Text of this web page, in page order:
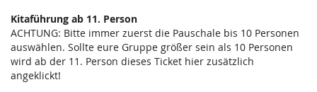
Kitaführung ab 11. Person
ACHTUNG: Bitte immer zuerst die Pauschale bis 10 Personen
auswählen. Sollte eure Gruppe größer sein als 10 Personen
wird ab der 11. Person dieses Ticket hier zusätzlich
angeklickt!